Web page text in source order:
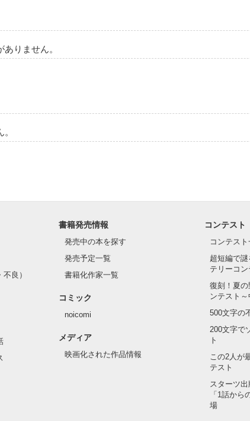
りません。
良）
書籍発売情報
発売中の本を探す
発売予定一覧
書籍化作家一覧
コミック
noicomi
メディア
映画化された作品情報
コンテスト
コンテス
超短編で
テリーコ
復刻！夏
ンテスト
500文字の
200文字で
ト
この2人が
テスト
スターツ
「1話から
場